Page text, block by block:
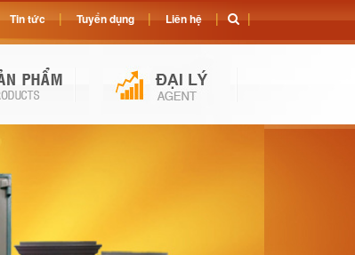
Tin tức Tuyển dụng Liên hệ